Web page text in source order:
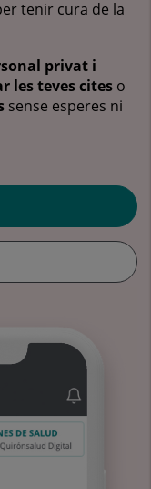
tenir cura de la
privat i
les teves cites o
sense esperes ni